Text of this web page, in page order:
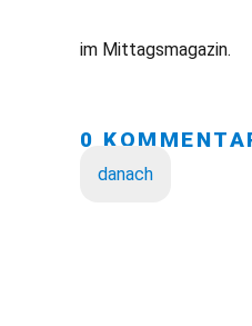
im Mittagsmagazin.
0
danach